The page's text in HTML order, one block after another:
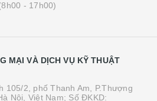
- 17h00)
MẠI VÀ DỊCH VỤ KỸ THUẬT
105/2, phố Thanh Am, P.Thượng
Nội, Việt Nam; Số ĐKKD: